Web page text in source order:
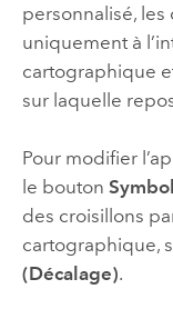
personnalisé, les
uniquement à
cartographique
sur laquelle
Pour modifier
le bouton
des croisillons
cartographique,
(Décalage).